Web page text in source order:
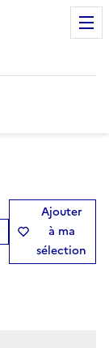
Ajouter
à ma
sélection